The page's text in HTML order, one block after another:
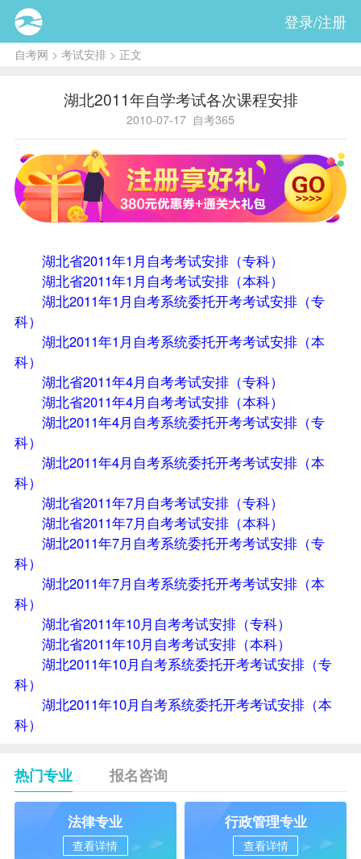
登录/注册
自考网 > 考试安排 > 正文
湖北2011年自学考试各次课程安排
2010-07-17 自考365
湖北省2011年1月自考考试安排（专科）
湖北省2011年1月自考考试安排（本科）
湖北2011年1月自考系统委托开考考试安排（专
科）
湖北2011年1月自考系统委托开考考试安排（本
科）
湖北省2011年4月自考考试安排（专科）
湖北省2011年4月自考考试安排（本科）
湖北2011年4月自考系统委托开考考试安排（专
科）
湖北2011年4月自考系统委托开考考试安排（本
科）
湖北省2011年7月自考考试安排（专科）
湖北省2011年7月自考考试安排（本科）
湖北2011年7月自考系统委托开考考试安排（专
科）
湖北2011年7月自考系统委托开考考试安排（本
科）
湖北省2011年10月自考考试安排（专科）
湖北省2011年10月自考考试安排（本科）
湖北2011年10月自考系统委托开考考试安排（专
科）
湖北2011年10月自考系统委托开考考试安排（本
科）
热门专业 报名咨询
法律专业
查看详情
行政管理专业
查看详情